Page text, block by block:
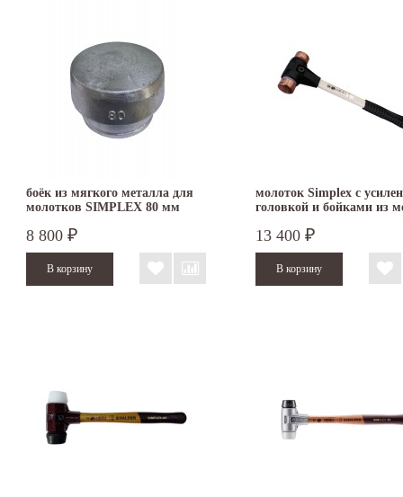
боёк из мягкого металла для
молотков SIMPLEX 80 мм
8 800 ₽
молоток Simplex с
головкой и бойками из
13 400 ₽